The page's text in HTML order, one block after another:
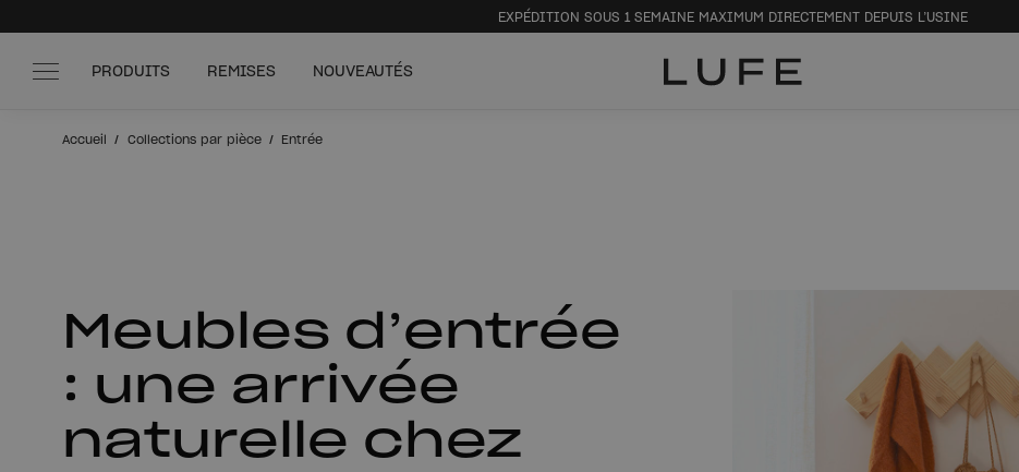
EXPÉDITION SOUS 1 SEMAINE MAXIMUM DIRECTEMENT DEPUIS L’USINE
PRODUITS REMISES NOUVEAUTÉS
Accueil Collections par pièce Entrée
Meubles d’entrée
: une arrivée
naturelle chez